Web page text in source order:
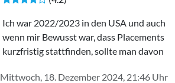
Mittwoch, 18. Dezember 2024, 21:46 Uhr
Ich war 2022/2023 in den USA und auch
wenn mir Bewusst war, dass Placements
kurzfristig stattfinden, sollte man davon